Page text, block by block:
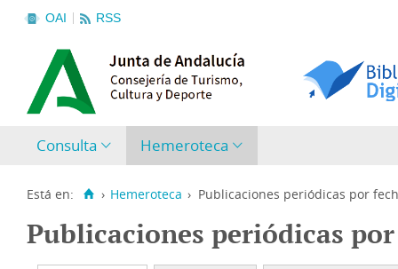
OAI RSS
Consulta Hemeroteca
Está en: › Hemeroteca › Publicaciones periódicas por
Publicaciones periódicas